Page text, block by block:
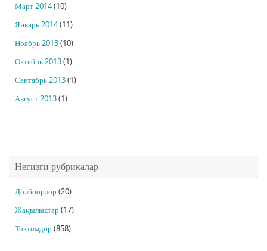
Март 2014(10)
Январь 2014(11)
Ноябрь 2013(10)
Октябрь 2013(1)
Сентябрь 2013(1)
Август 2013(1)
Негизги рубрикалар
Долбоорлор (20)
Жаңылыктар (17)
Токтомдор (858)